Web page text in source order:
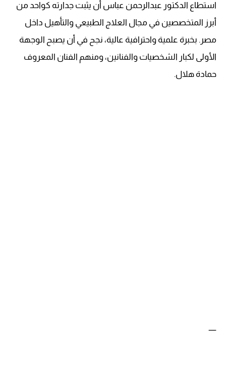
استطاع الدكتور عبدالرحمن عباس أن يثبت جدارته كواحد من
أبرز المتخصصين في مجال العلاج الطبيعي والتأهيل داخل
مصر. بخبرة علمية واحترافية عالية، نجح في أن يصبح الوجهة
الأولى لكبار الشخصيات والفنانين، ومنهم الفنان المعروف
حمادة هلال.
—